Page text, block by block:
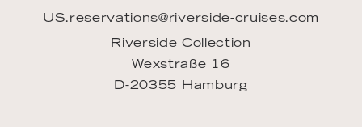
US.reservations@riverside-cruises.com
Riverside Collection
Wexstraße 16
D-20355 Hamburg